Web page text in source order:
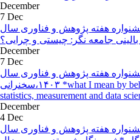
December
7 Dec
هفته پژوهش و فناوری سال
December
7 Dec
هفته پژوهش و فناوری سال
۱۴۰۳،سخنرانی *what I mean by behavioral research methods,
statistics, measurement and data
December
4 Dec
هفته پژوهش و فناوری سال